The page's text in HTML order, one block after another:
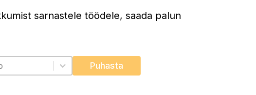
sarnastele töödele, saada palun
Puhasta